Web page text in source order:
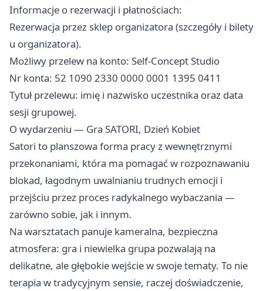
Informacje o rezerwacji i płatnościach:
Rezerwacja przez sklep organizatora (szczegóły i bilety
u organizatora).
Możliwy przelew na konto: Self-Concept Studio
Nr konta: 52 1090 2330 0000 0001 1395 0411
Tytuł przelewu: imię i nazwisko uczestnika oraz data
sesji grupowej.
O wydarzeniu — Gra SATORI, Dzień Kobiet
Satori to planszowa forma pracy z wewnętrznymi
przekonaniami, która ma pomagać w rozpoznawaniu
blokad, łagodnym uwalnianiu trudnych emocji i
przejściu przez proces radykalnego wybaczania —
zarówno sobie, jak i innym.
Na warsztatach panuje kameralna, bezpieczna
atmosfera: gra i niewielka grupa pozwalają na
delikatne, ale głębokie wejście w swoje tematy. To nie
terapia w tradycyjnym sensie, raczej doświadczenie,